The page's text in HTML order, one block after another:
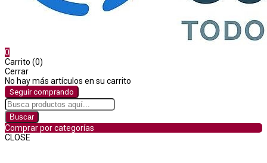
0
Carrito (0)
Cerrar
No hay más artículos en su carrito
Seguir comprando
Buscar
Comprar por categorías
CLOSE